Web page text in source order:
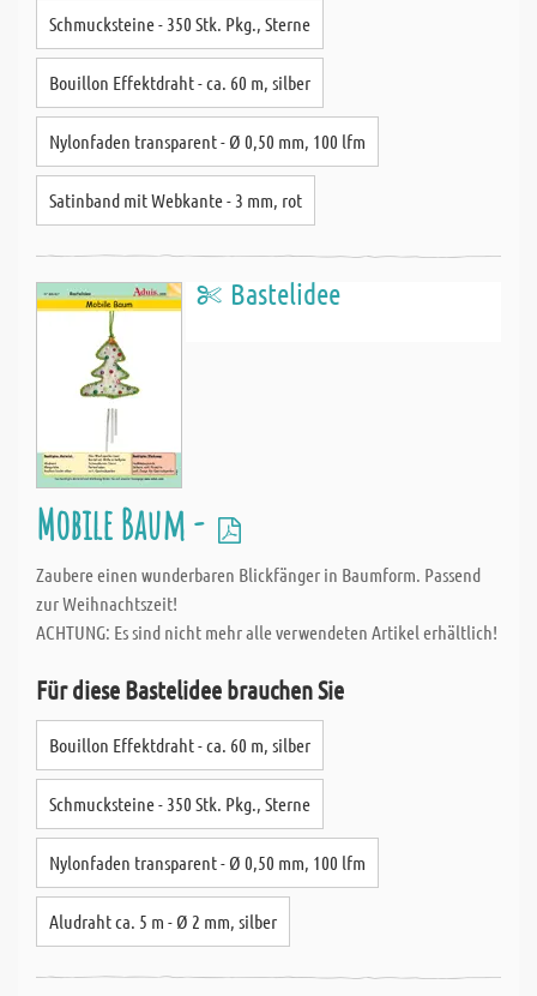
Schmucksteine - 350 Stk. Pkg., Sterne
Bouillon Effektdraht - ca. 60 m, silber
Nylonfaden transparent - Ø 0,50 mm, 100 lfm
Satinband mit Webkante - 3 mm, rot
Bastelidee
Mobile Baum -
Zaubere einen wunderbaren Blickfänger in Baumform. Passend
zur Weihnachtszeit!
ACHTUNG: Es sind nicht mehr alle verwendeten Artikel erhältlich!
Für diese Bastelidee brauchen Sie
Bouillon Effektdraht - ca. 60 m, silber
Schmucksteine - 350 Stk. Pkg., Sterne
Nylonfaden transparent - Ø 0,50 mm, 100 lfm
Aludraht ca. 5 m - Ø 2 mm, silber